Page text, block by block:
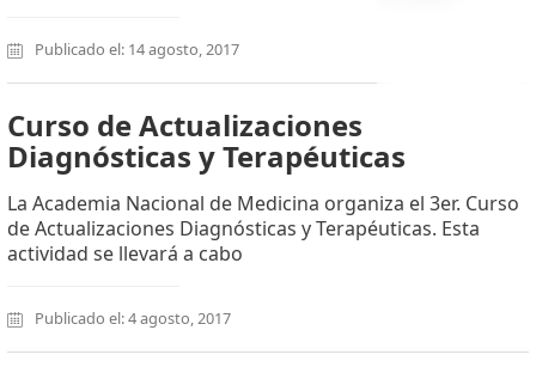
Publicado el: 14 agosto, 2017
Curso de Actualizaciones
Diagnósticas y Terapéuticas
La Academia Nacional de Medicina organiza el 3er. Curso
de Actualizaciones Diagnósticas y Terapéuticas. Esta
actividad se llevará a cabo
Publicado el: 4 agosto, 2017